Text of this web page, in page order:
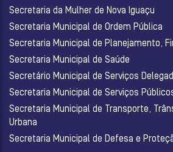
Secretaria da Mulher de Nova Iguaçu
Secretaria Municipal de Ordem Pública
Secretaria Municipal de Planejamento,
Secretaria Municipal de Saúde
Secretário Municipal de Serviços
Secretaria Municipal de Serviços
Secretaria Municipal de Transporte,
Urbana
Secretaria Municipal de Defesa e